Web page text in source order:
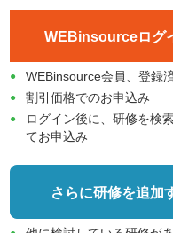
WEBinsourceログ
WEBinsource会員、登録
割引価格でのお申込み
ログイン後に、研修を検
てお申込み
さらに研修を追加